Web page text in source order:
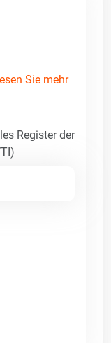
Sie mehr
Register der